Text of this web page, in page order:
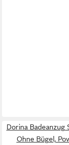
Dorina Badeanzug
Ohne Bügel,